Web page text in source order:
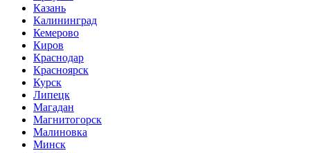
Казань
Калининград
Кемерово
Киров
Краснодар
Красноярск
Курск
Липецк
Магадан
Магнитогорск
Малиновка
Минск